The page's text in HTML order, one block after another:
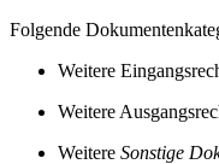
Folgende
Weitere
Weitere
Weitere Sonstige